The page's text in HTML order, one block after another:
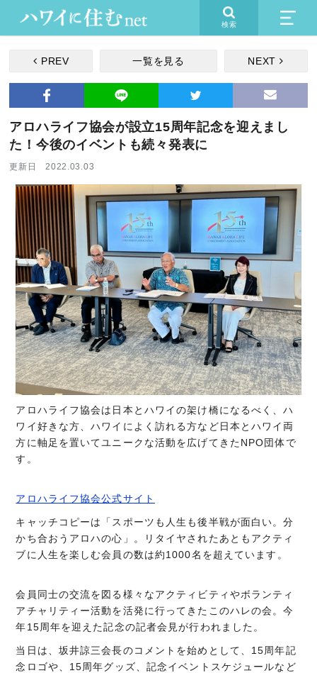
検索
PREV 一覧を見る NEXT
アロハライフ協会が設立15周年記念を迎えまし
た！今後のイベントも続々発表に
更新日 2022.03.03
アロハライフ協会は日本とハワイの架け橋になるべく、ハ
ワイ好きな方、ハワイによく訪れる方など日本とハワイ両
方に軸足を置いてユニークな活動を広げてきたNPO団体で
す。
アロハライフ協会公式サイト
キャッチコピーは「スポーツも人生も後半戦が面白い。分
かち合おうアロハの心」。リタイヤされたあともアクティ
ブに人生を楽しむ会員の数は約1000名を超えています。
会員同士の交流を図る様々なアクティビティやボランティ
アチャリティー活動を活発に行ってきたこのハレの会。今
年15周年を迎えた記念の記者会見が行われました。
当日は、坂井諒三会長のコメントを始めとして、15周年記
念ロゴや、15周年グッズ、記念イベントスケジュールなど